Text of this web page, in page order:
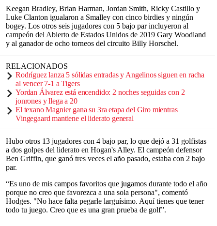
Keegan Bradley, Brian Harman, Jordan Smith, Ricky Castillo y
Luke Clanton igualaron a Smalley con cinco birdies y ningún
bogey. Los otros seis jugadores con 5 bajo par incluyeron al
campeón del Abierto de Estados Unidos de 2019 Gary Woodland
y al ganador de ocho torneos del circuito Billy Horschel.
RELACIONADOS
Rodríguez lanza 5 sólidas entradas y Angelinos siguen en racha
al vencer 7-1 a Tigers
Yordan Álvarez está encendido: 2 noches seguidas con 2
jonrones y llega a 20
El texano Magnier gana su 3ra etapa del Giro mientras
Vingegaard mantiene el liderato general
Hubo otros 13 jugadores con 4 bajo par, lo que dejó a 31 golfistas
a dos golpes del liderato en Hogan's Alley. El campeón defensor
Ben Griffin, que ganó tres veces el año pasado, estaba con 2 bajo
par.
“Es uno de mis campos favoritos que jugamos durante todo el año
porque no creo que favorezca a una sola persona", comentó
Hodges. "No hace falta pegarle larguísimo. Aquí tienes que tener
todo tu juego. Creo que es una gran prueba de golf”.